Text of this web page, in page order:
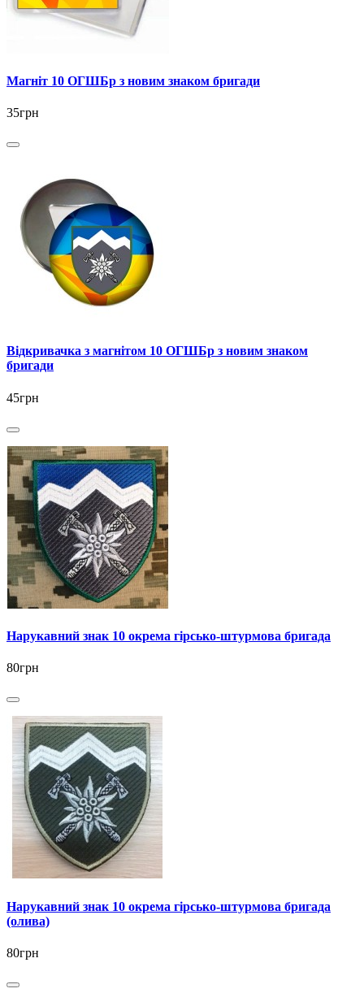
Магніт 10 ОГШБр з новим знаком бригади
35грн
Відкривачка з магнітом 10 ОГШБр з новим знаком
бригади
45грн
Нарукавний знак 10 окрема гірсько-штурмова бригада
80грн
Нарукавний знак 10 окрема гірсько-штурмова бригада
(олива)
80грн